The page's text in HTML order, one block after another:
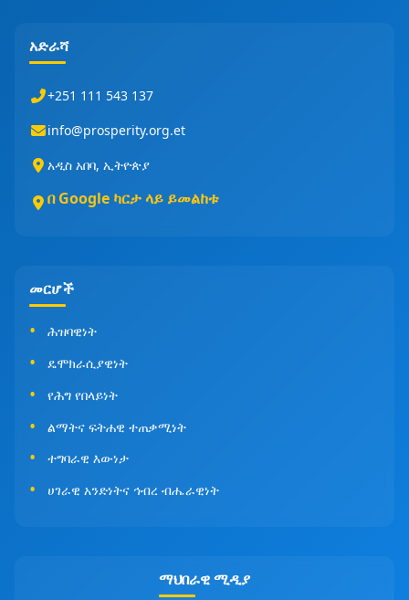
አድራሻ
+251 111 543 137
info@prosperity.org.et
አዲስ አበባ, ኢትዮጵያ
በ Google ካርታ ላይ ይመልከቱ
መርሆች
ሕዝባዊነት
ዴሞክራሲያዊነት
የሕግ የበላይነት
ልማትና ፍትሐዊ ተጠቃሚነት
ተግባራዊ እውነታ
ሀገራዊ አንድነትና ኅብረ ብሔራዊነት
ማህበራዊ ሚዲያ